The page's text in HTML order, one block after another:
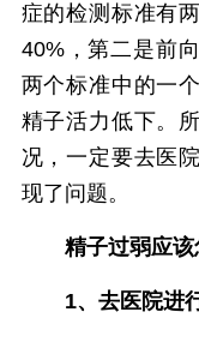
症的检测标准有
40%，第二是前
两个标准中的一
精子活力低下。
况，一定要去医
现了问题。
精子过弱应该
1、去医院进